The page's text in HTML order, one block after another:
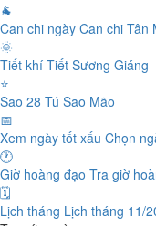
🐐
Can chi ngày Can chi Tân
🌞
Tiết khí Tiết Sương Giáng
⭐
Sao 28 Tú Sao Mão
📅
Xem ngày tốt xấu Chọn
🕐
Giờ hoàng đạo Tra giờ
🗓️
Lịch tháng Lịch tháng 11/